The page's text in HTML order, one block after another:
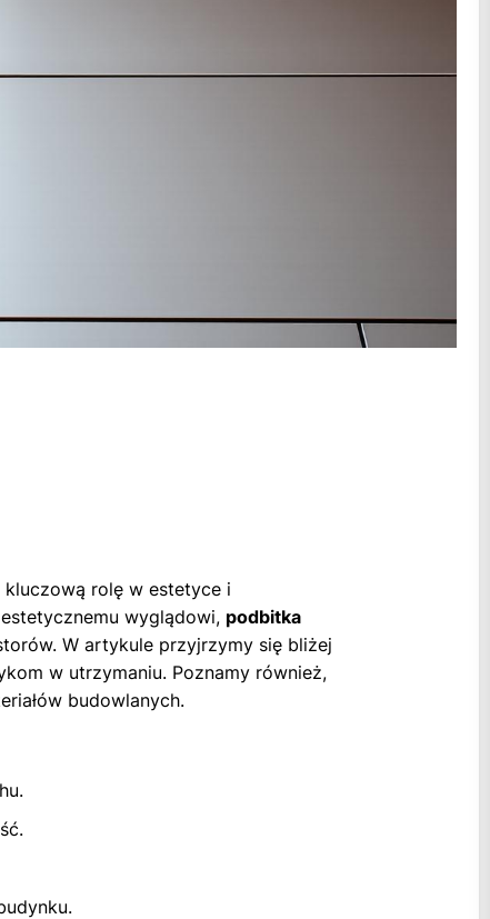
rolę w estetyce i
wyglądowi, podbitka
W artykule przyjrzymy się bliżej
w utrzymaniu. Poznamy również,
budowlanych.